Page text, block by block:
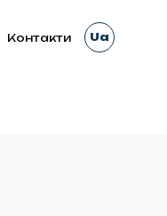
Контакти Ua